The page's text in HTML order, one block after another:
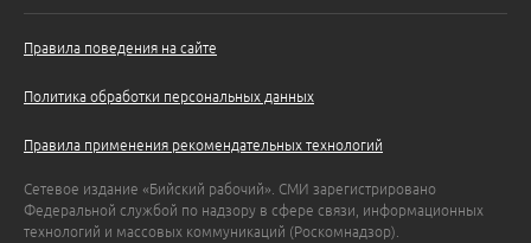
Правила поведения на сайте
Политика обработки персональных данных
Правила применения рекомендательных технологий
Сетевое издание «Бийский рабочий». СМИ зарегистрировано
Федеральной службой по надзору в сфере связи, информационных
технологий и массовых коммуникаций (Роскомнадзор).